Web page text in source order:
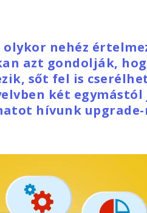
nehéz
azt gondolják,
sőt fel is
két egymástól
hívunk